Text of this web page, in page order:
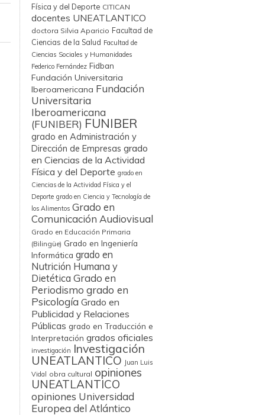
Física y del Deporte CITICAN
docentes UNEATLANTICO
doctora Silvia Aparicio Facultad de
Ciencias de la Salud Facultad de
Ciencias Sociales y Humanidades
Federico Fernández Fidban
Fundación Universitaria
Iberoamericana Fundación
Universitaria
Iberoamericana
(FUNIBER) FUNIBER
grado en Administración y
Dirección de Empresas grado
en Ciencias de la Actividad
Física y del Deporte grado en
Ciencias de la Actividad Física y el
Deporte grado en Ciencia y Tecnología de
los Alimentos Grado en
Comunicación Audiovisual
Grado en Educación Primaria
(Bilingüe) Grado en Ingeniería
Informática grado en
Nutrición Humana y
Dietética Grado en
Periodismo grado en
Psicología Grado en
Publicidad y Relaciones
Públicas grado en Traducción e
Interpretación grados oficiales
investigación Investigación
UNEATLANTICO Juan Luis
Vidal
obra cultural opiniones
UNEATLANTICO
opiniones Universidad
Europea del Atlántico